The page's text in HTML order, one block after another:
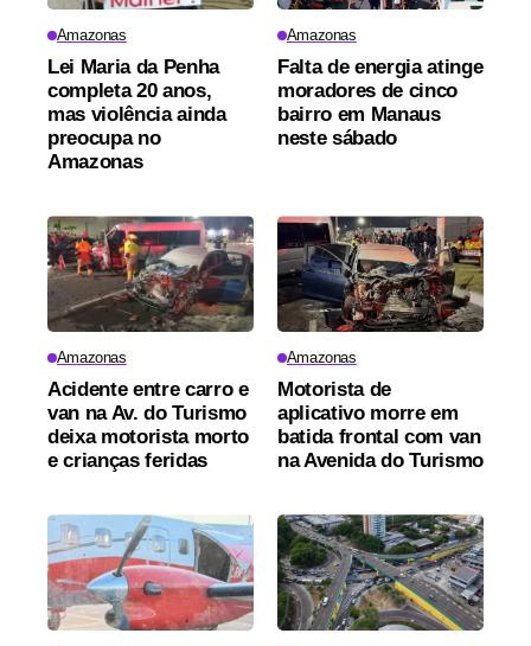
Amazonas
Lei Maria da Penha
completa 20 anos,
mas violência ainda
preocupa no
Amazonas
Amazonas
Falta de energia atinge
moradores de cinco
bairro em Manaus
neste sábado
Amazonas
Acidente entre carro e
van na Av. do Turismo
deixa motorista morto
e crianças feridas
Amazonas
Motorista de
aplicativo morre em
batida frontal com van
na Avenida do Turismo